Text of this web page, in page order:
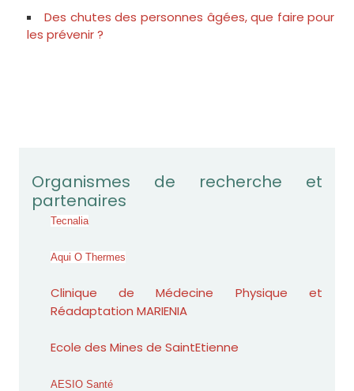
Des chutes des personnes âgées, que faire pour
les prévenir ?
Organismes de recherche et
partenaires
Tecnalia
Aqui O Thermes
Clinique de Médecine Physique et
Réadaptation MARIENIA
Ecole des Mines de SaintEtienne
AESIO Santé